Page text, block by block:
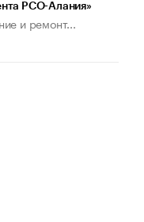
РСО-Алания»
и ремонт...